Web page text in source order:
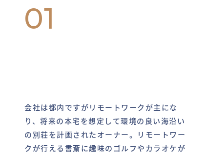
01
会社は都内ですがリモートワークが主にな
り、将来の本宅を想定して環境の良い海沿い
の別荘を計画されたオーナー。リモートワー
クが行える書斎に趣味のゴルフやカラオケが